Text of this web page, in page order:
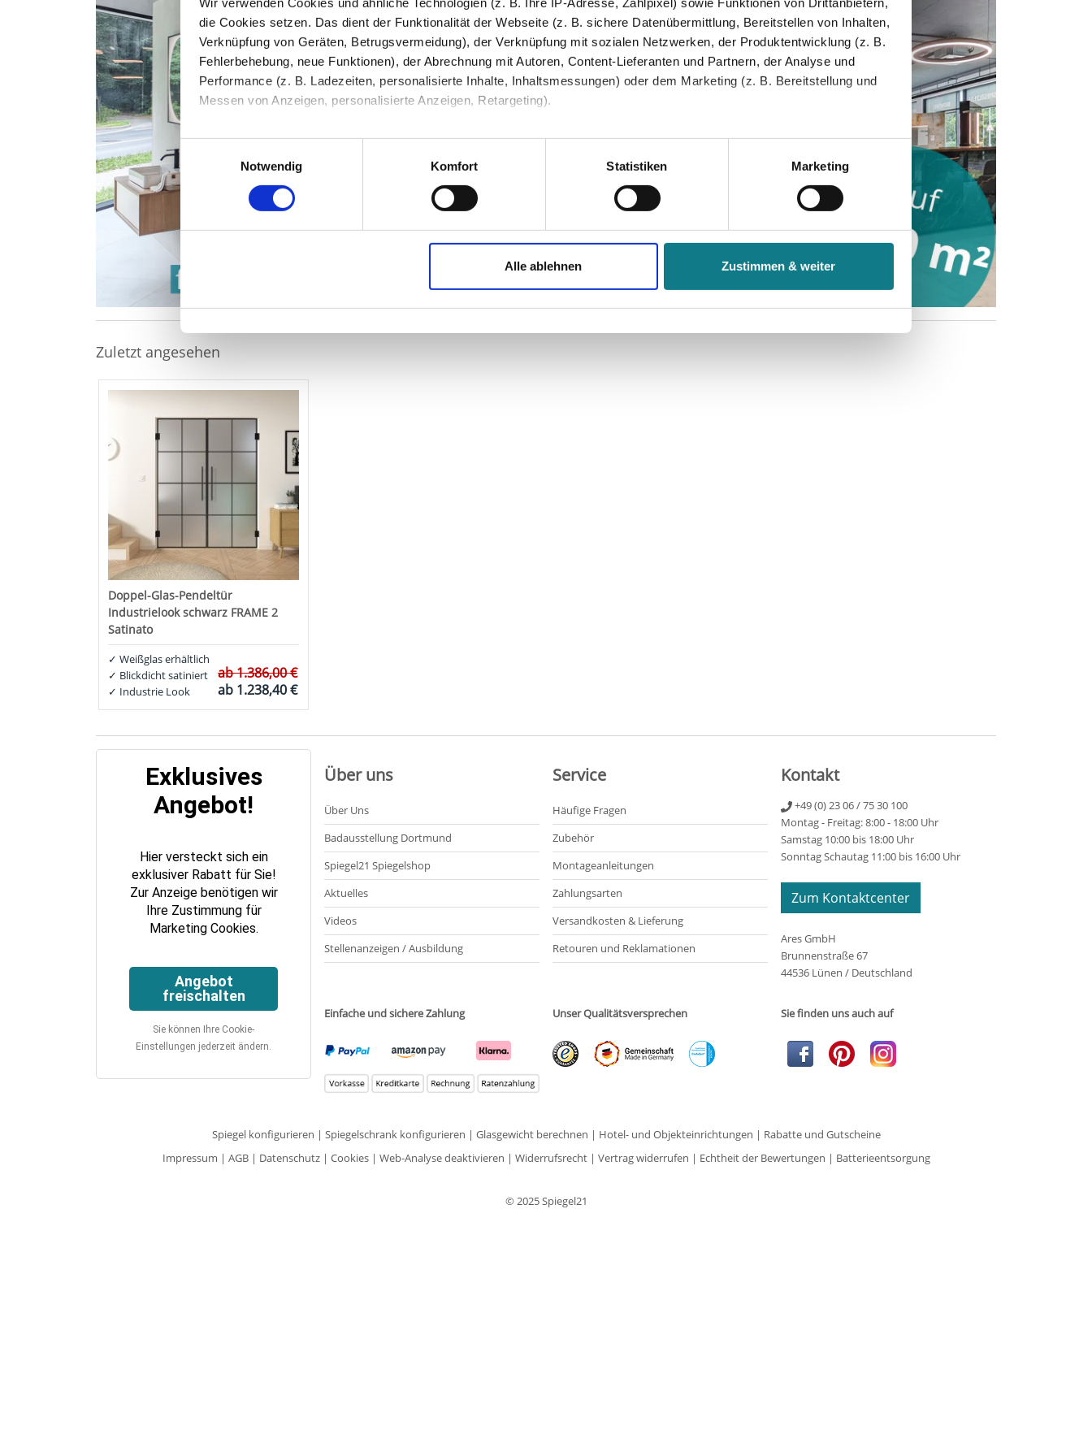
die Cookies setzen. Das dient der Funktionalität der Webseite (z. B. sichere Datenübermittlung, Bereitstellen von Inhalten,
Verknüpfung von Geräten, Betrugsvermeidung), der Verknüpfung mit sozialen Netzwerken, der Produktentwicklung (z. B.
Fehlerbehebung, neue Funktionen), der Abrechnung mit Autoren, Content-Lieferanten und Partnern, der Analyse und
Performance (z. B. Ladezeiten, personalisierte Inhalte, Inhaltsmessungen) oder dem Marketing (z. B. Bereitstellung und
Messen von Anzeigen, personalisierte Anzeigen, Retargeting).
Die Einzelheiten können Sie unter Datenschutz nachlesen. Über den Link "Cookies" am Seitenende können Sie mehr über
die eingesetzten Technologien und Partner erfahren und die von Ihnen gewünschten Einstellungen vornehmen.
Indem Sie auf den Button "Zustimmen" klicken, willigen Sie in die Verarbeitung Ihrer personenbezogenen Daten zu den
Impressum|Datenschutz
Notwendig
Komfort Statistiken Marketing
Alle ablehnen Zustimmen & weiter
Zuletzt angesehen
Doppel-Glas-Pendeltür
Industrielook schwarz FRAME 2
Satinato
✓ Weißglas erhältlich
✓ Blickdicht satiniert
✓ Industrie Look
ab1.386,00 €
ab 1.238,40 €
Exklusives
Angebot!
Hier versteckt sich ein
exklusiver Rabatt für Sie!
Zur Anzeige benötigen wir
Ihre Zustimmung für
Marketing Cookies.
Angebot
freischalten
Sie können Ihre Cookie-
Einstellungen jederzeit ändern.
Über uns
Über Uns
Badausstellung Dortmund
Spiegel21 Spiegelshop
Aktuelles
Videos
Stellenanzeigen / Ausbildung
Service
Häufige Fragen
Zubehör
Montageanleitungen
Zahlungsarten
Versandkosten & Lieferung
Retouren und Reklamationen
Kontakt
+49 (0) 23 06 / 75 30 100
Montag - Freitag: 8:00 - 18:00 Uhr
Samstag 10:00 bis 18:00 Uhr
Sonntag Schautag 11:00 bis 16:00 Uhr
Zum Kontaktcenter
Ares GmbH
Brunnenstraße 67
44536 Lünen / Deutschland
Einfache und sichere Zahlung Unser Qualitätsversprechen Sie finden uns auch auf
Spiegel konfigurieren | Spiegelschrank konfigurieren | Glasgewicht berechnen | Hotel- und Objekteinrichtungen | Rabatte und Gutscheine
Impressum | AGB| Datenschutz| Cookies| Web-Analyse deaktivieren | Widerrufsrecht| Vertrag widerrufen | Echtheit der Bewertungen | Batterieentsorgung
© 2025 Spiegel21